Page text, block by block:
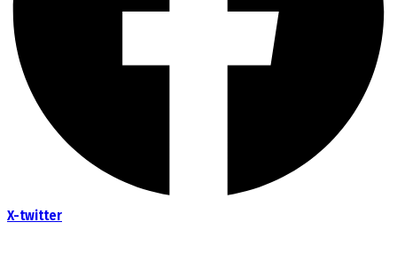
X-twitter